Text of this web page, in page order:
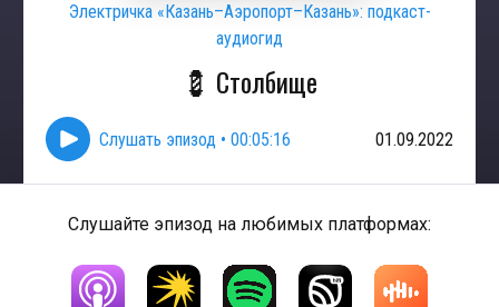
Электричка «Казань–Аэропорт–Казань»: подкаст-
аудиогид
💈 Столбище
Слушать эпизод • 00:05:16 01.09.2022
Слушайте эпизод на любимых платформах: